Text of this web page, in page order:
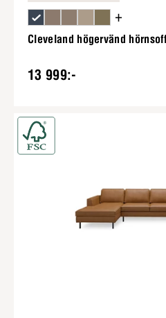
+
Cleveland högervänd
13 999:-